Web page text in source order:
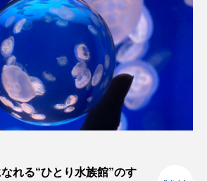
カイエビ カイギュウ
カイワリ
カガミガイ カキ
カゴカマス カジカ
れる“ひとり水族館”のす